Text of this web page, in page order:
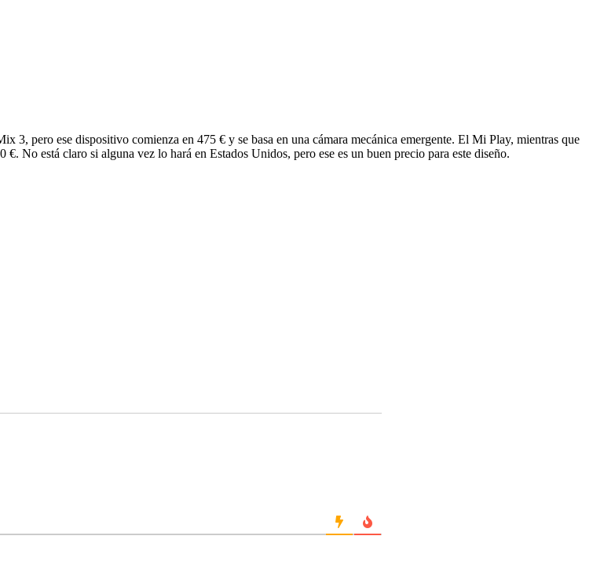
pero ese dispositivo comienza en 475 € y se basa en una cámara mecánica emergente. El Mi Play, mientras que
No está claro si alguna vez lo hará en Estados Unidos, pero ese es un buen precio para este diseño.